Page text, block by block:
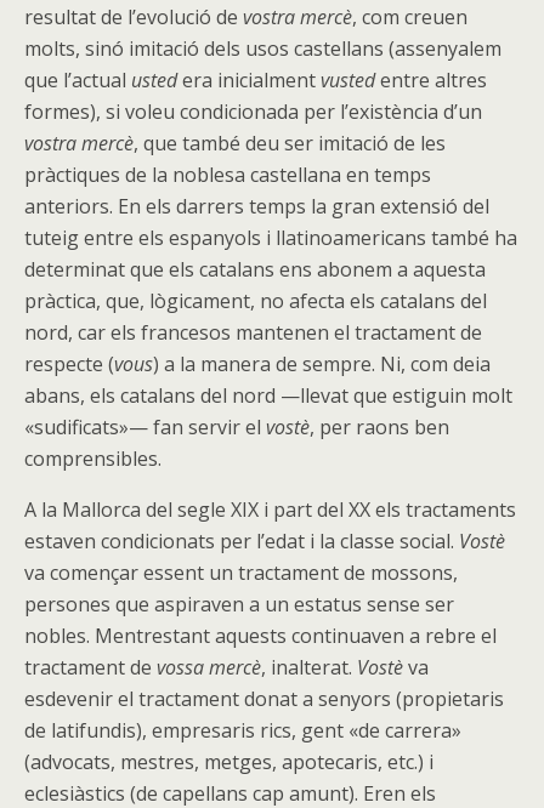
resultat de l’evolució de vostra mercè, com creuen
molts, sinó imitació dels usos castellans (assenyalem
que l’actual ustedera inicialmentvustedentre altres
formes), si voleu condicionada per l’existència d’un
vostra mercè, que també deu ser imitació de les
pràctiques de la noblesa castellana en temps
anteriors. En els darrers temps la gran extensió del
tuteig entre els espanyols i llatinoamericans també ha
determinat que els catalans ens abonem a aquesta
pràctica, que, lògicament, no afecta els catalans del
nord, car els francesos mantenen el tractament de
respecte (vous) a la manera de sempre. Ni, com deia
abans, els catalans del nord —llevat que estiguin molt
«sudificats»— fan servir el vostè, per raons ben
comprensibles.
A la Mallorca del segle XIX i part del XX els tractaments
estaven condicionats per l’edat i la classe social. Vostè
va començar essent un tractament de mossons,
persones que aspiraven a un estatus sense ser
nobles. Mentrestant aquests continuaven a rebre el
tractament de vossa mercè, inalterat. Vostèva
esdevenir el tractament donat a senyors (propietaris
de latifundis), empresaris rics, gent «de carrera»
(advocats, mestres, metges, apotecaris, etc.) i
eclesiàstics (de capellans cap amunt). Eren els